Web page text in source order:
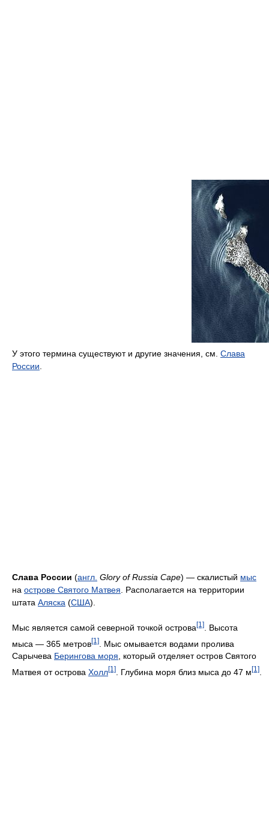
У этого термина существуют и другие значения, см. Слава
России
Слава России (англ. Glory of Russia Cape) — скалистый мыс
на острове Святого Матвея . Располагается на территории
штата Аляска (США).
Мыс является самой северной точкой острова[1]
. Высота
мыса — 365 метров[1]
. Мыс омывается водами пролива
Сарычева Берингова моря, который отделяет остров Святого
Матвея от острова Холл[1] . Глубина моря близ мыса до 47 м [1]